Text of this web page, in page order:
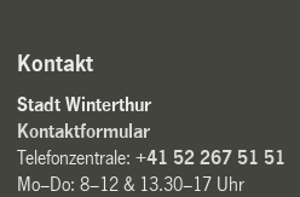
Kontakt
Stadt Winterthur
Kontaktformular
Telefonzentrale:+41 52 267 51 51
Mo–Do: 8–12 & 13.30–17 Uhr